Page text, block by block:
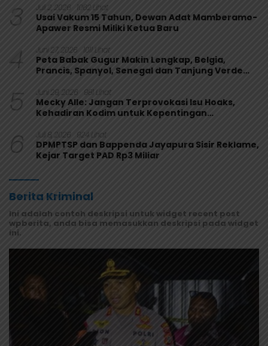
3 Juli 2, 2026 1062 Lihat
Usai Vakum 15 Tahun, Dewan Adat Mamberamo-
Apawer Resmi Miliki Ketua Baru
4 Juni 27, 2026 1011 Lihat
Peta Babak Gugur Makin Lengkap, Belgia,
Prancis, Spanyol, Senegal dan Tanjung Verde
5 Juni 29, 2026 981 Lihat
Mecky Alle: Jangan Terprovokasi Isu Hoaks,
Kehadiran Kodim untuk Kepentingan
6 Juli 8, 2026 924 Lihat
DPMPTSP dan Bappenda Jayapura Sisir Reklame,
Kejar Target PAD Rp3 Miliar
Berita Kriminal
Ini adalah contoh deskripsi untuk widget recent post
wpberita, anda bisa memasukkan deskripsi pada widget
ini.